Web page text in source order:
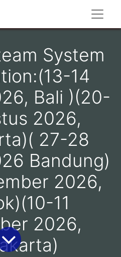
System
14
Bali )(20-
2026,
27-28
Bandung)
2026,
11
2026,